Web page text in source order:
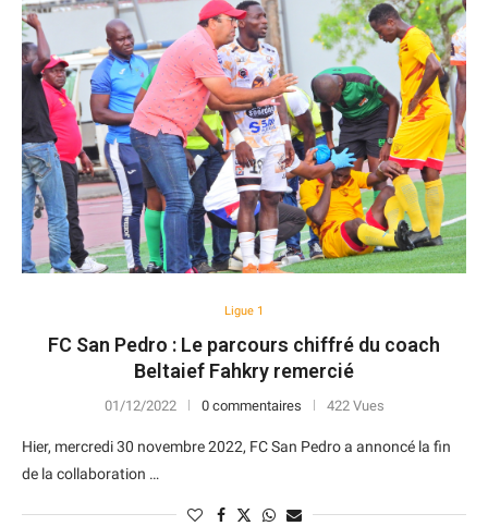
Ligue 1
FC San Pedro : Le parcours chiffré du coach
Beltaief Fahkry remercié
01/12/2022 0 commentaires 422 Vues
Hier, mercredi 30 novembre 2022, FC San Pedro a annoncé la fin
de la collaboration …